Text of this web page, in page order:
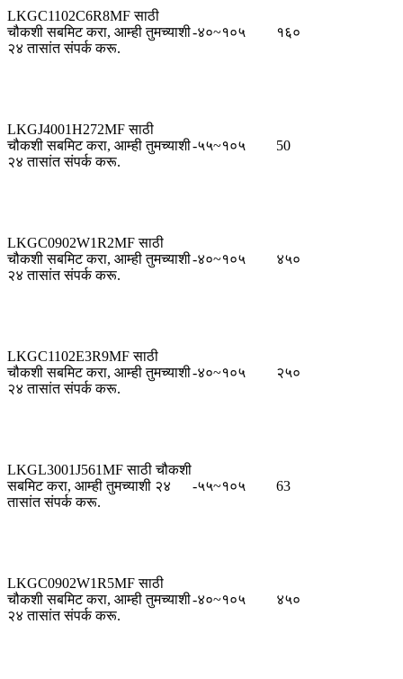
LKGC1102C6R8MF साठी
चौकशी सबमिट करा, आम्ही तुमच्याशी
२४ तासांत संपर्क करू.
-४०~१०५ १६०
LKGJ4001H272MF साठी
चौकशी सबमिट करा, आम्ही तुमच्याशी
२४ तासांत संपर्क करू.
-५५~१०५ 50
LKGC0902W1R2MF साठी
चौकशी सबमिट करा, आम्ही तुमच्याशी
२४ तासांत संपर्क करू.
-४०~१०५ ४५०
LKGC1102E3R9MF साठी
चौकशी सबमिट करा, आम्ही तुमच्याशी
२४ तासांत संपर्क करू.
-४०~१०५ २५०
LKGL3001J561MF साठी चौकशी
सबमिट करा, आम्ही तुमच्याशी २४
तासांत संपर्क करू.
-५५~१०५ 63
LKGC0902W1R5MF साठी
चौकशी सबमिट करा, आम्ही तुमच्याशी
२४ तासांत संपर्क करू.
-४०~१०५ ४५०